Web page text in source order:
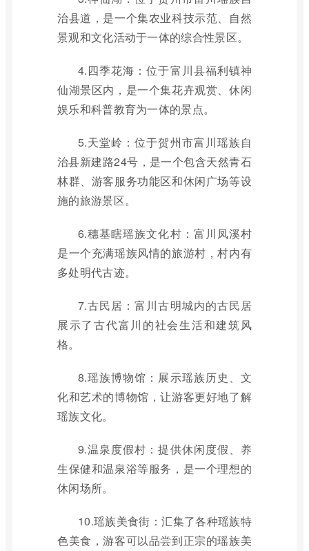
治县道，是一个集农业科技示范、自然
景观和文化活动于一体的综合性景区。
4.四季花海：位于富川县福利镇神
仙湖景区内，是一个集花卉观赏、休闲
娱乐和科普教育为一体的景点。
5.天堂岭：位于贺州市富川瑶族自
治县新建路24号，是一个包含天然青石
林群、游客服务功能区和休闲广场等设
施的旅游景区。
6.穗基瞎瑶族文化村：富川凤溪村
是一个充满瑶族风情的旅游村，村内有
多处明代古迹。
7.古民居：富川古明城内的古民居
展示了古代富川的社会生活和建筑风
格。
8.瑶族博物馆：展示瑶族历史、文
化和艺术的博物馆，让游客更好地了解
瑶族文化。
9.温泉度假村：提供休闲度假、养
生保健和温泉浴等服务，是一个理想的
休闲场所。
10.瑶族美食街：汇集了各种瑶族特
色美食，游客可以品尝到正宗的瑶族美